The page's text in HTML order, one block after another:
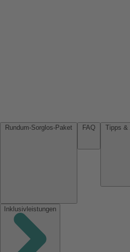
Inklusivleistungen